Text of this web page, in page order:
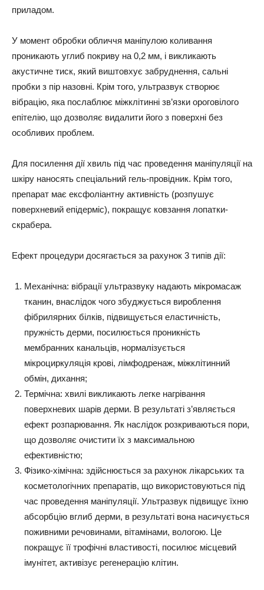
приладом.
У момент обробки обличчя маніпулою коливання
проникають углиб покриву на 0,2 мм, і викликають
акустичне тиск, який виштовхує забруднення, сальні
пробки з пір назовні. Крім того, ультразвук створює
вібрацію, яка послаблює міжклітинні зв’язки ороговілого
епітелію, що дозволяє видалити його з поверхні без
особливих проблем.
Для посилення дії хвиль під час проведення маніпуляції на
шкіру наносять спеціальний гель-провідник. Крім того,
препарат має ексфоліантну активність (розпушує
поверхневий епідерміс), покращує ковзання лопатки-
скрабера.
Ефект процедури досягається за рахунок 3 типів дії:
Механічна: вібрації ультразвуку надають мікромасаж
тканин, внаслідок чого збуджується вироблення
фібрилярних білків, підвищується еластичність,
пружність дерми, посилюється проникність
мембранних канальців, нормалізується
мікроциркуляція крові, лімфодренаж, міжклітинний
обмін, дихання;
Термічна: хвилі викликають легке нагрівання
поверхневих шарів дерми. В результаті з’являється
ефект розпарювання. Як наслідок розкриваються пори,
що дозволяє очистити їх з максимальною
ефективністю;
Фізико-хімічна: здійснюється за рахунок лікарських та
косметологічних препаратів, що використовуються під
час проведення маніпуляції. Ультразвук підвищує їхню
абсорбцію вглиб дерми, в результаті вона насичується
поживними речовинами, вітамінами, вологою. Це
покращує її трофічні властивості, посилює місцевий
імунітет, активізує регенерацію клітин.